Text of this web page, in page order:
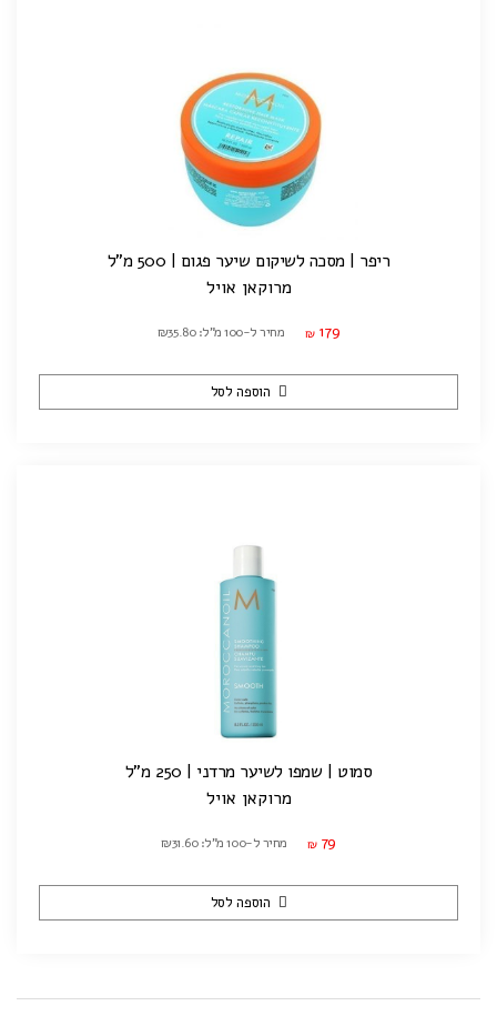
ריפר | מסכה לשיקום שיער פגום | 500 מ"ל
מרוקאן אויל
₪ 179 מחיר ל-100 מ"ל: ₪35.80
הוספה לסל
סמוט | שמפו לשיער מרדני | 250 מ"ל
מרוקאן אויל
₪ 79 מחיר ל-100 מ"ל: ₪31.60
הוספה לסל